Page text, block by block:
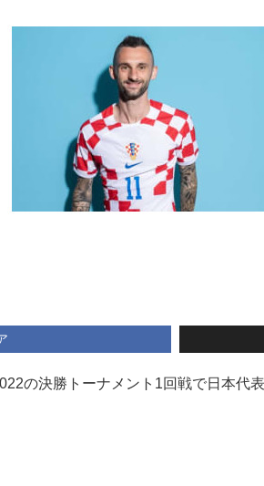
の決勝トーナメント1回戦で日本代